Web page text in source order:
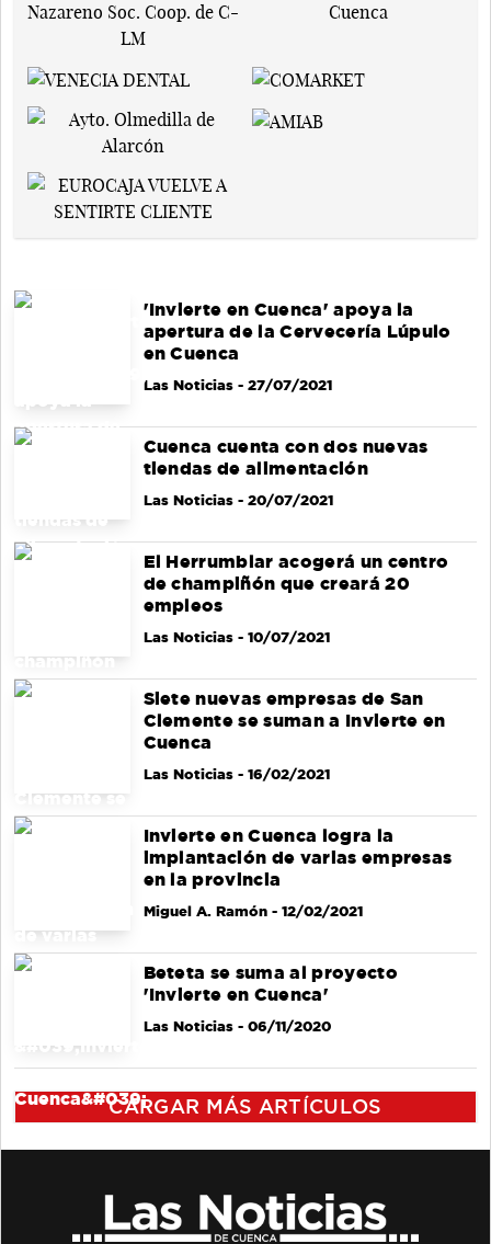
'Invierte en Cuenca' apoya la
apertura de la Cervecería Lúpulo
en Cuenca
Las Noticias- 27/07/2021
Cuenca cuenta con dos nuevas
tiendas de alimentación
Las Noticias- 20/07/2021
El Herrumblar acogerá un centro
de champiñón que creará 20
empleos
Las Noticias- 10/07/2021
Siete nuevas empresas de San
Clemente se suman a Invierte en
Cuenca
Las Noticias- 16/02/2021
Invierte en Cuenca logra la
implantación de varias empresas
en la provincia
Miguel A. Ramón- 12/02/2021
Beteta se suma al proyecto
'Invierte en Cuenca'
Las Noticias- 06/11/2020
CARGAR MÁS ARTÍCULOS